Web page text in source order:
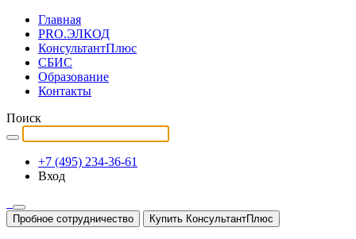
Главная
PRO.ЭЛКОД
КонсультантПлюс
СБИС
Образование
Контакты
Поиск
+7 (495) 234-36-61
Вход
Пробное сотрудничество Купить КонсультантПлюс